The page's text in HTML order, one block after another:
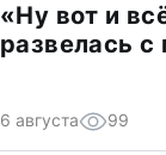
«Ну вот и
развелась
6 августа 99